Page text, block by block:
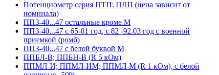
Потенциометр серия ПТП; ПЛП (цена зависит от
номинала)
ПП3-40...47 остальные кроме М
ПП3-40...47 с 65-81 год, с 82 -92.03 год с военной
приемкой (ромб)
ПП3-40...47 с белой буквой М
ППБЛ-В; ППБН-В (R 5 кОм)
ППМЛ-И; ППМЛ-ИМ; ППМЛ-М (R 1 кОм), с белой